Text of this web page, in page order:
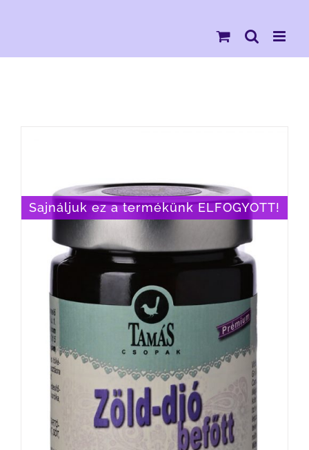
Sajnáljuk ez a termékünk ELFOGYOTT!